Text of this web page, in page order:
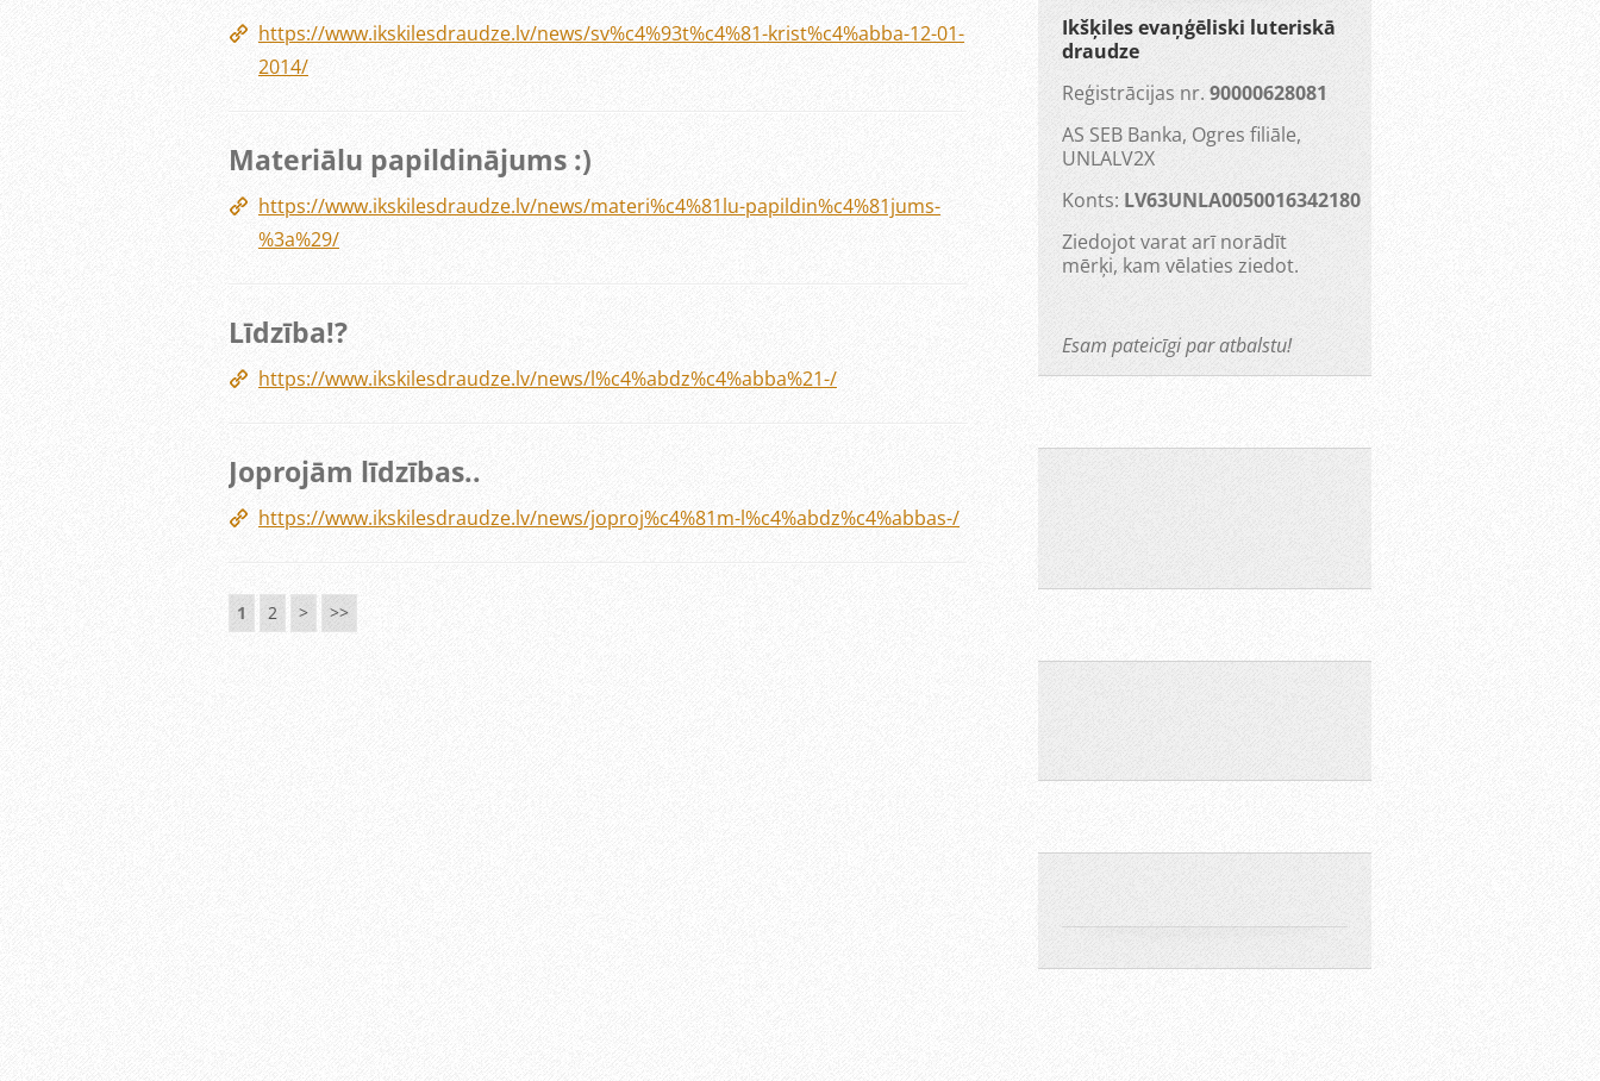
https://www.ikskilesdraudze.lv/news/sv%c4%93t%c4%81-krist%c4%abba-12-01-
2014/
Materiālu papildinājums :)
https://www.ikskilesdraudze.lv/news/materi%c4%81lu-papildin%c4%81jums-
%3a%29/
Līdzība!?
https://www.ikskilesdraudze.lv/news/l%c4%abdz%c4%abba%21-/
Joprojām līdzības..
https://www.ikskilesdraudze.lv/news/joproj%c4%81m-l%c4%abdz%c4%abbas-/
1 2 > >>
Ikšķiles evaņģēliski luteriskā
draudze
Reģistrācijas nr.90000628081
AS SEB Banka, Ogres filiāle,
UNLALV2X
Konts: LV63UNLA0050016342180
Ziedojot varat arī norādīt
mērķi, kam vēlaties ziedot.
Esam pateicīgi par atbalstu!